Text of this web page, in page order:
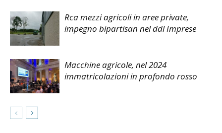
Rca mezzi agricoli in aree private,
impegno bipartisan nel ddl Imprese
Macchine agricole, nel 2024
immatricolazioni in profondo rosso